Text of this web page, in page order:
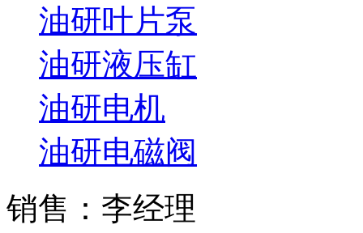
油研叶片泵
油研液压缸
油研电机
油研电磁阀
销售：李经理